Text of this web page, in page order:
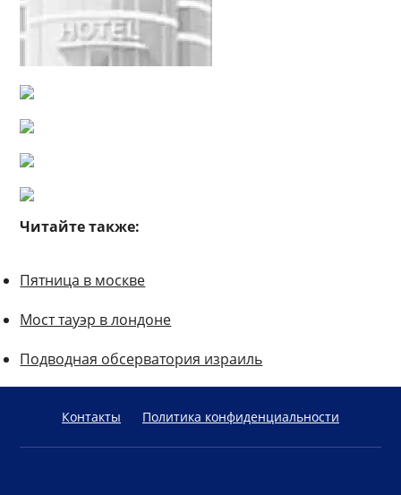
Читайте также:
Пятница в москве
Мост тауэр в лондоне
Подводная обсерватория израиль
Контакты Политика конфиденциальности